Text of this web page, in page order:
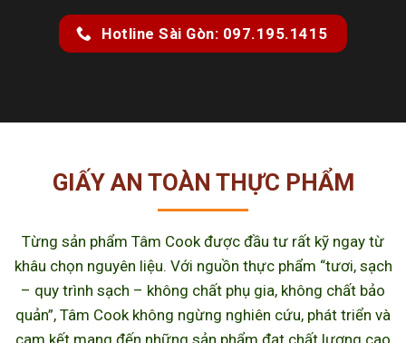
Hotline Sài Gòn: 097.195.1415
GIẤY AN TOÀN THỰC PHẨM
Từng sản phẩm Tâm Cook được đầu tư rất kỹ ngay từ
khâu chọn nguyên liệu. Với nguồn thực phẩm “tươi, sạch
– quy trình sạch – không chất phụ gia, không chất bảo
quản”, Tâm Cook không ngừng nghiên cứu, phát triển và